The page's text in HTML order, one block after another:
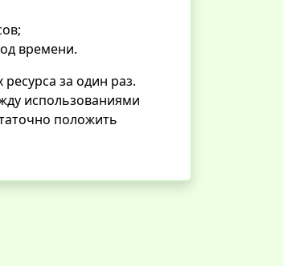
времени.
за один раз.
использованиями
положить